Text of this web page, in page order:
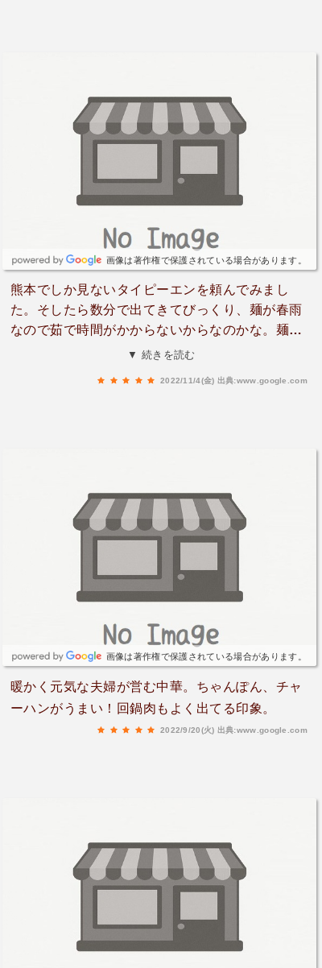
かったし、何より店主と奥様の雰囲気が良かっ
画像は著作権で保護されている場合があります。
熊本でしか見ないタイピーエンを頼んでみまし
た。そしたら数分で出てきてびっくり、麺が春雨
なので茹で時間がかからないからなのかな。麺を
食べるとかなりあっさりだと思って食べ進めて、
ってるようですがそれでもかなり安くておいしい
と思います。店内は入ると4人ぐらい座れるカウ
ンターと二人用テーブル2つだけですが、奥に10
▼ 続きを読む
2022/11/4(金) 出典:www.google.com
画像は著作権で保護されている場合があります。
暖かく元気な夫婦が営む中華。ちゃんぽん、チャ
ーハンがうまい！回鍋肉もよく出てる印象。
2022/9/20(火) 出典:www.google.com